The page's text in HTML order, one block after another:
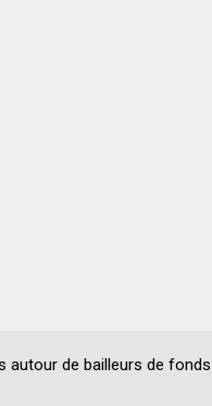
autour de bailleurs de fonds